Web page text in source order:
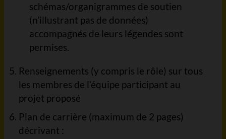
schémas/organigrammes de soutien
(n’illustrant pas de données)
accompagnés de leurs légendes sont
permises.
Renseignements (y compris le rôle) sur tous
les membres de l’équipe participant au
projet proposé
Plan de carrière (maximum de 2 pages)
décrivant :